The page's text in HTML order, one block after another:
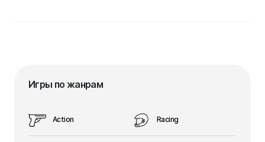
Игры по жанрам
Action Racing